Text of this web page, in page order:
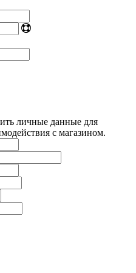
личные данные для
с магазином.